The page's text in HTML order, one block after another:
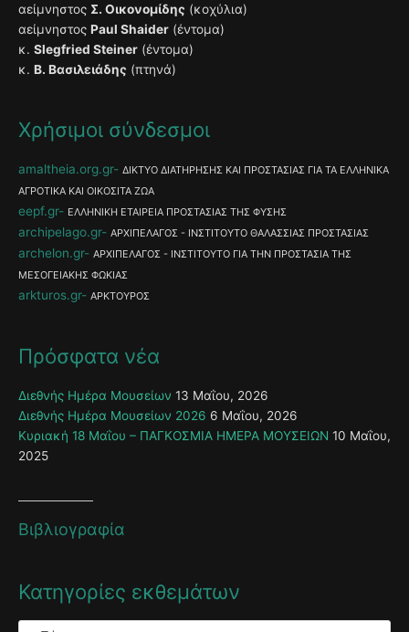
αείμνηστος Σ. Οικονομίδης (κοχύλια)
αείμνηστος Paul Shaider (έντομα)
κ. Slegfried Steiner (έντομα)
κ. Β. Βασιλειάδης (πτηνά)
Χρήσιμοι σύνδεσμοι
amaltheia.org.gr
ΔΙΚΤΥΟ ΔΙΑΤΗΡΗΣΗΣ ΚΑΙ ΠΡΟΣΤΑΣΙΑΣ ΓΙΑ ΤΑ ΕΛΛΗΝΙΚΑ
ΑΓΡΟΤΙΚΑ ΚΑΙ ΟΙΚΟΣΙΤΑ ΖΩΑ
eepf.gr ΕΛΛΗΝΙΚΗ ΕΤΑΙΡΕΙΑ ΠΡΟΣΤΑΣΙΑΣ ΤΗΣ ΦΥΣΗΣ
archipelago.gr ΑΡΧΙΠΕΛΑΓΟΣ - ΙΝΣΤΙΤΟΥΤΟ ΘΑΛΑΣΣΙΑΣ ΠΡΟΣΤΑΣΙΑΣ
archelon.gr
ΑΡΧΙΠΕΛΑΓΟΣ - ΙΝΣΤΙΤΟΥΤΟ ΓΙΑ ΤΗΝ ΠΡΟΣΤΑΣΙΑ ΤΗΣ
ΜΕΣΟΓΕΙΑΚΗΣ ΦΩΚΙΑΣ
arkturos.gr ΑΡΚΤΟΥΡΟΣ
Πρόσφατα νέα
Διεθνής Ημέρα Μουσείων 13 Μαΐου, 2026
Διεθνής Ημέρα Μουσείων 2026 6 Μαΐου, 2026
Κυριακή 18 Μαΐου – ΠΑΓΚΟΣΜΙΑ ΗΜΕΡΑ ΜΟΥΣΕΙΩΝ 10 Μαΐου,
2025
Βιβλιογραφία
Κατηγορίες εκθεμάτων